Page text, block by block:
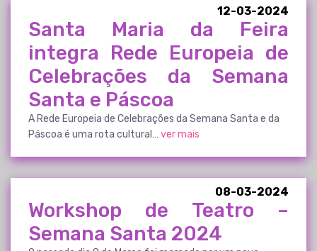
12-03-2024
Santa Maria da Feira
integra Rede Europeia de
Celebrações da Semana
Santa e Páscoa
A Rede Europeia de Celebrações da Semana Santa e da
Páscoa é uma rota cultural… ver mais
08-03-2024
Workshop de Teatro –
Semana Santa 2024